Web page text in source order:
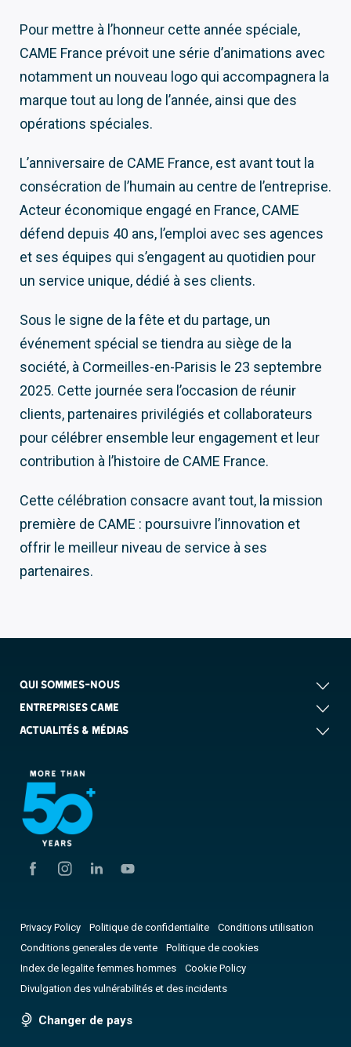
Pour mettre à l’honneur cette année spéciale,
CAME France prévoit une série d’animations avec
notamment un nouveau logo qui accompagnera la
marque tout au long de l’année, ainsi que des
opérations spéciales.
L’anniversaire de CAME France, est avant tout la
consécration de l’humain au centre de l’entreprise.
Acteur économique engagé en France, CAME
défend depuis 40 ans, l’emploi avec ses agences
et ses équipes qui s’engagent au quotidien pour
un service unique, dédié à ses clients.
Sous le signe de la fête et du partage, un
événement spécial se tiendra au siège de la
société, à Cormeilles-en-Parisis le 23 septembre
2025. Cette journée sera l’occasion de réunir
clients, partenaires privilégiés et collaborateurs
pour célébrer ensemble leur engagement et leur
contribution à l’histoire de CAME France.
Cette célébration consacre avant tout, la mission
première de CAME : poursuivre l’innovation et
offrir le meilleur niveau de service à ses
partenaires.
QUI SOMMES-NOUS
ENTREPRISES CAME
ACTUALITÉS & MÉDIAS
Privacy Policy Politique de confidentialite
Conditions utilisation
Conditions generales de vente
Politique de cookies
Index de legalite femmes hommes
Cookie Policy
Divulgation des vulnérabilités et des incidents
Changer de pays